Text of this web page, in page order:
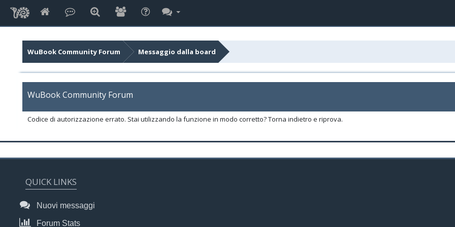
WuBook Community Forum Messaggio dalla board
WuBook Community Forum
Codice di autorizzazione errato. Stai utilizzando la funzione in modo corretto? Torna indietro e riprova.
QUICK LINKS
Nuovi messaggi
Forum Stats